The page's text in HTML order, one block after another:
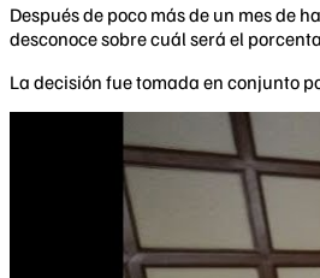
Después de poco más de un mes de
desconoce sobre cuál será el
La decisión fue tomada en conjunto